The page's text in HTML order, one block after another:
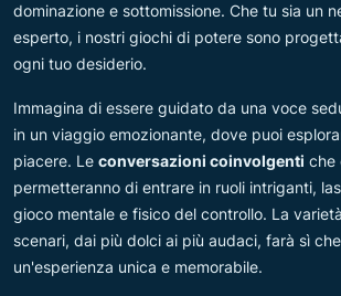
dominazione e sottomissione. Che tu sia un
esperto, i nostri giochi di potere sono
ogni tuo desiderio.
Immagina di essere guidato da una voce
in un viaggio emozionante, dove puoi
piacere. Le conversazioni coinvolgenti che
permetteranno di entrare in ruoli intriganti,
gioco mentale e fisico del controllo. La
scenari, dai più dolci ai più audaci, farà sì
un'esperienza unica e memorabile.